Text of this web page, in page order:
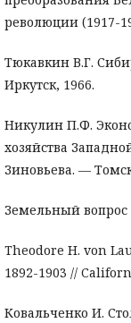
революции (1917-
Тюкавкин В.Г.
Иркутск, 1966.
Никулин П.Ф.
хозяйства
Зиновьева. —
Земельный
Theodore H. von
1892-1903 //
Ковальченко И.